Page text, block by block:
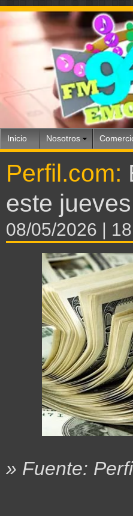
Inicio Nosotros
Perfil.com:
este
08/05/2026 |
» Fuente: